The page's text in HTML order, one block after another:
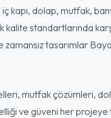
kapı, dolap, mutfak,
standartlarında
zamansız tasarımlar
mutfak çözümleri,
ve güveni her projeye